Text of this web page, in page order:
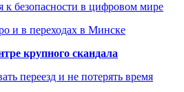
к безопасности в цифровом мире
и в переходах в Минске
крупного скандала
переезд и не потерять время